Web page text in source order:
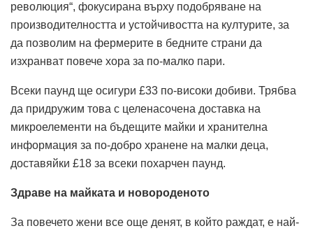
революция“, фокусирана върху подобряване на
производителността и устойчивостта на културите, за
да позволим на фермерите в бедните страни да
изхранват повече хора за по-малко пари.
Всеки паунд ще осигури £33 по-високи добиви. Трябва
да придружим това с целенасочена доставка на
микроелементи на бъдещите майки и хранителна
информация за по-добро хранене на малки деца,
доставяйки £18 за всеки похарчен паунд.
Здраве на майката и новороденото
За повечето жени все още денят, в който раждат, е най-